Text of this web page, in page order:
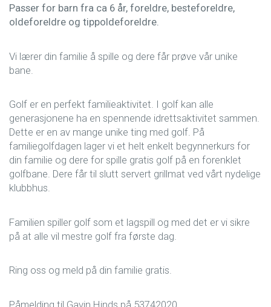
Passer for barn fra ca 6 år, foreldre, besteforeldre,
oldeforeldre og tippoldeforeldre.
Vi lærer din familie å spille og dere får prøve vår unike
bane.
Golf er en perfekt familieaktivitet. I golf kan alle
generasjonene ha en spennende idrettsaktivitet sammen.
Dette er en av mange unike ting med golf. På
familiegolfdagen lager vi et helt enkelt begynnerkurs for
din familie og dere for spille gratis golf på en forenklet
golfbane. Dere får til slutt servert grillmat ved vårt nydelige
klubbhus.
Familien spiller golf som et lagspill og med det er vi sikre
på at alle vil mestre golf fra første dag.
Ring oss og meld på din familie gratis.